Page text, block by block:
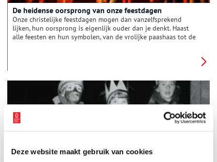
Deze website maakt gebruik van cookies
De heidense oorsprong van onze feestdagen
Onze christelijke feestdagen mogen dan vanzelfsprekend
lijken, hun oorsprong is eigenlijk ouder dan je denkt. Haast
alle feesten en hun symbolen, van de vrolijke paashaas tot de